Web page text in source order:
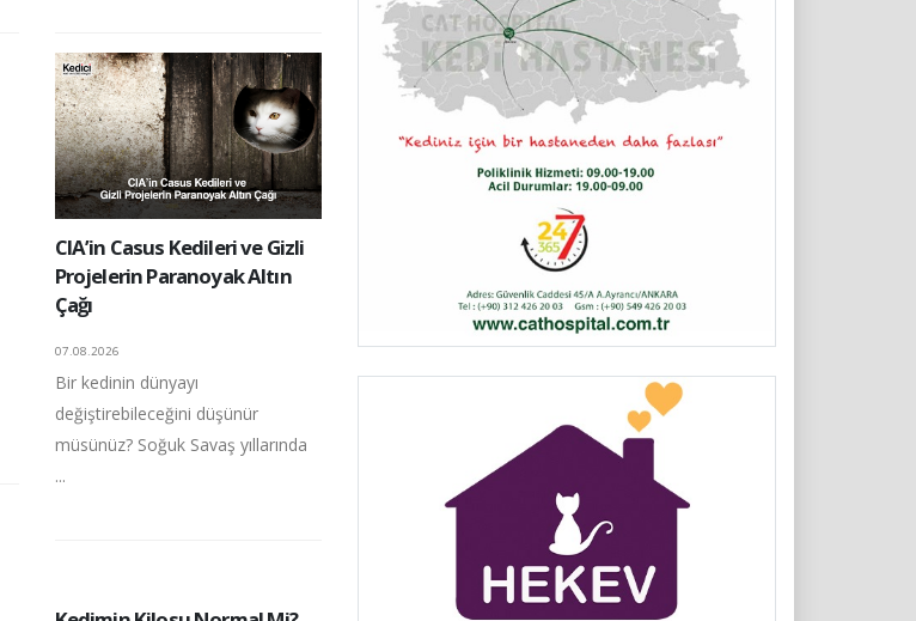
CIA’in Casus Kedileri ve Gizli
Projelerin Paranoyak Altın
Çağı
07.08.2026
Bir kedinin dünyayı
değiştirebileceğini düşünür
müsünüz? Soğuk Savaş yıllarında
...